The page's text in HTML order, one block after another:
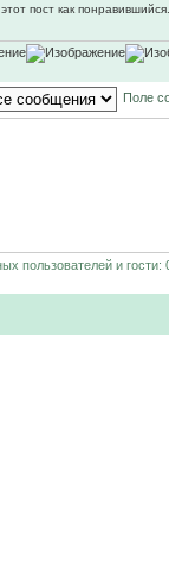
пост как понравившийся.
Поле
пользователей и гости: